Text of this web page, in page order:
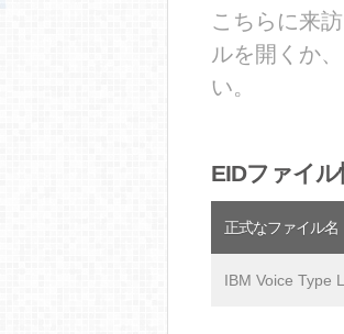
こちらに来
ルを開くか
い。
EIDファイル
正式なファイル名
IBM Voice Type